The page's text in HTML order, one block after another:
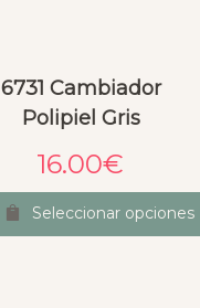
6731 Cambiador
Polipiel Gris
16.00€
Seleccionar opciones